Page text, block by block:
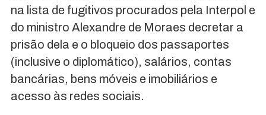
na lista de fugitivos procurados pela Interpol e
do ministro Alexandre de Moraes decretar a
prisão dela e o bloqueio dos passaportes
(inclusive o diplomático), salários, contas
bancárias, bens móveis e imobiliários e
acesso às redes sociais.